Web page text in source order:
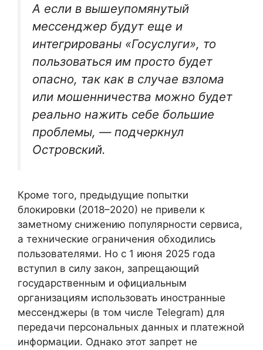
А если в вышеупомянутый
мессенджер будут еще и
интегрированы «Госуслуги», то
пользоваться им просто будет
опасно, так как в случае взлома
или мошенничества можно будет
реально нажить себе большие
проблемы, — подчеркнул
Островский.
Кроме того, предыдущие попытки
блокировки (2018–2020) не привели к
заметному снижению популярности сервиса,
а технические ограничения обходились
пользователями. Но с 1 июня 2025 года
вступил в силу закон, запрещающий
государственным и официальным
организациям использовать иностранные
мессенджеры (в том числе Telegram) для
передачи персональных данных и платежной
информации. Однако этот запрет не